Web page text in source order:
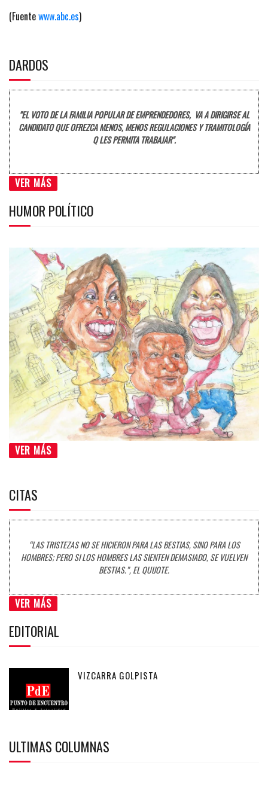
(Fuentewww.abc.es)
DARDOS
"EL VOTO DE LA FAMILIA POPULAR DE EMPRENDEDORES, VA A DIRIGIRSE AL
CANDIDATO QUE OFREZCA MENOS, MENOS REGULACIONES Y TRAMITOLOGÍA
Q LES PERMITA TRABAJAR".
VER MÁS
HUMOR POLÍTICO
VER MÁS
CITAS
“LAS TRISTEZAS NO SE HICIERON PARA LAS BESTIAS, SINO PARA LOS
HOMBRES; PERO SI LOS HOMBRES LAS SIENTEN DEMASIADO, SE VUELVEN
BESTIAS.”, EL QUIJOTE.
VER MÁS
EDITORIAL
VIZCARRA GOLPISTA
ULTIMAS COLUMNAS